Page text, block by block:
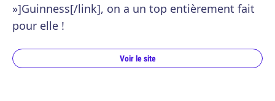
»]Guinness[/link], on a un top entièrement fait
pour elle !
Voir le site